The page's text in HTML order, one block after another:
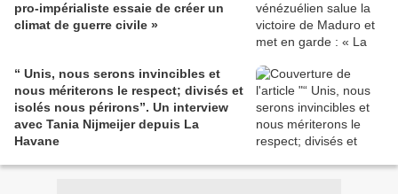
pro-impérialiste essaie de créer un
climat de guerre civile »
“ Unis, nous serons invincibles et
nous mériterons le respect; divisés et
isolés nous périrons”. Un interview
avec Tania Nijmeijer depuis La
Havane